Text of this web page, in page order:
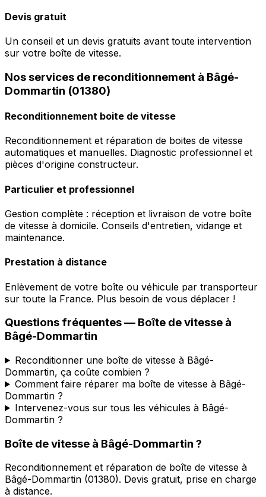
Devis gratuit
Un conseil et un devis gratuits avant toute intervention
sur votre boîte de vitesse.
Nos services de reconditionnement à Bâgé-
Dommartin (01380)
Reconditionnement boite de vitesse
Reconditionnement et réparation de boites de vitesse
automatiques et manuelles. Diagnostic professionnel et
pièces d'origine constructeur.
Particulier et professionnel
Gestion complète : réception et livraison de votre boîte
de vitesse à domicile. Conseils d'entretien, vidange et
maintenance.
Prestation à distance
Enlèvement de votre boîte ou véhicule par transporteur
sur toute la France. Plus besoin de vous déplacer !
Questions fréquentes — Boîte de vitesse à
Bâgé-Dommartin
Reconditionner une boîte de vitesse à Bâgé-
Dommartin, ça coûte combien ?
Comment faire réparer ma boîte de vitesse à Bâgé-
Dommartin ?
Intervenez-vous sur tous les véhicules à Bâgé-
Dommartin ?
Boîte de vitesse à Bâgé-Dommartin ?
Reconditionnement et réparation de boîte de vitesse à
Bâgé-Dommartin (01380). Devis gratuit, prise en charge
à distance.